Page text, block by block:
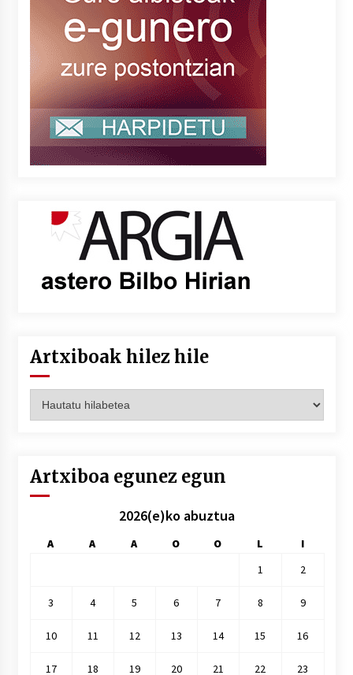
Artxiboak hilez hile
hilez
Artxiboa egunez egun
2026(e)ko abuztua
A A A O O L
I
1
2
3 4 5 6 7 8 9
10 11 12 13 14 15 16
17 18 19 20 21 22 23